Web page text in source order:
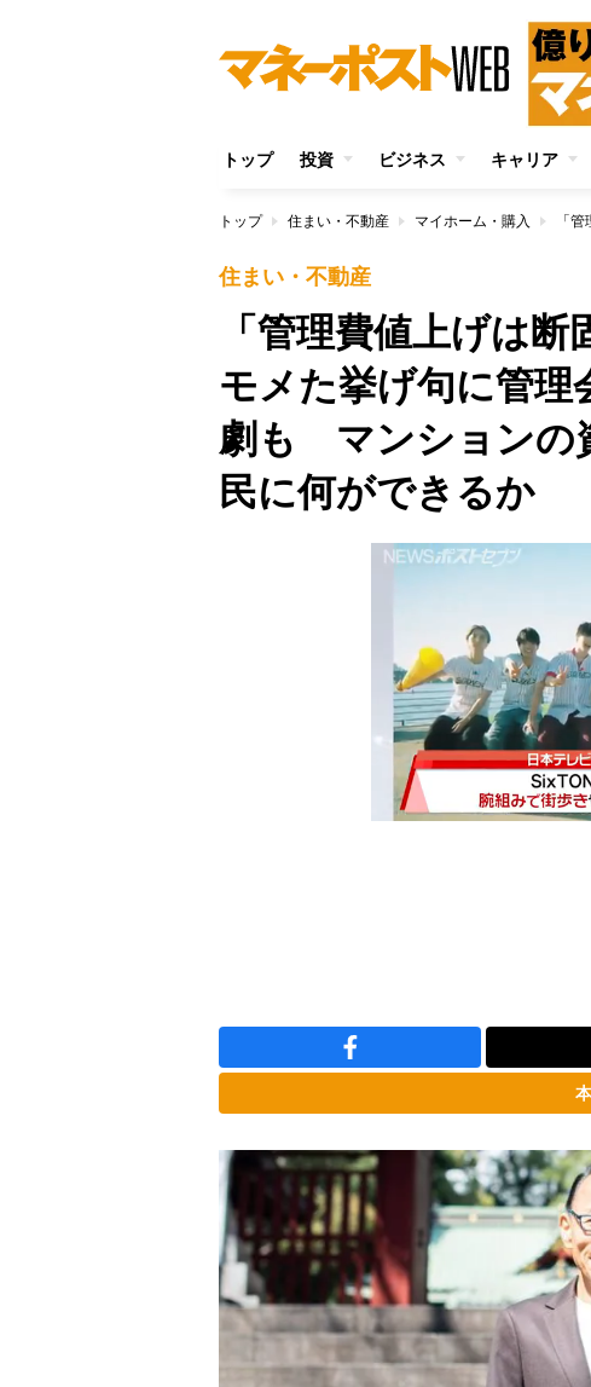
トップ 投資 ビジネス キャリア
トップ 住まい・不動産 マイホーム・購入
住まい・不動産
「管理費値上げは
モメた挙げ句に管理
劇も マンションの
民に何ができるか